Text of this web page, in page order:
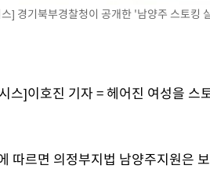
] 경기북부경찰청이 공개한 '남양주 스토킹
스]이호진 기자 = 헤어진 여성을
따르면 의정부지법 남양주지원은